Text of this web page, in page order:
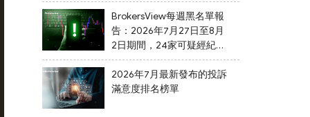
BrokersView每週黑名單報
告：2026年7月27日至8月
2日期間，24家可疑經紀商
被列入黑名單
2026年7月最新發布的投訴
滿意度排名榜單